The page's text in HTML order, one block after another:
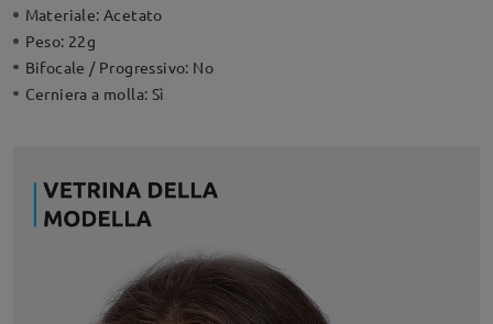
Materiale:Acetato
Peso: 22g
Bifocale / Progressivo: No
Cerniera a molla: Sì